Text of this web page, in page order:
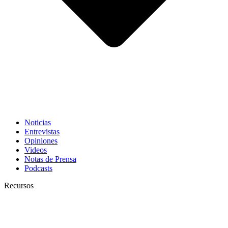
Noticias
Entrevistas
Opiniones
Videos
Notas de Prensa
Podcasts
Recursos